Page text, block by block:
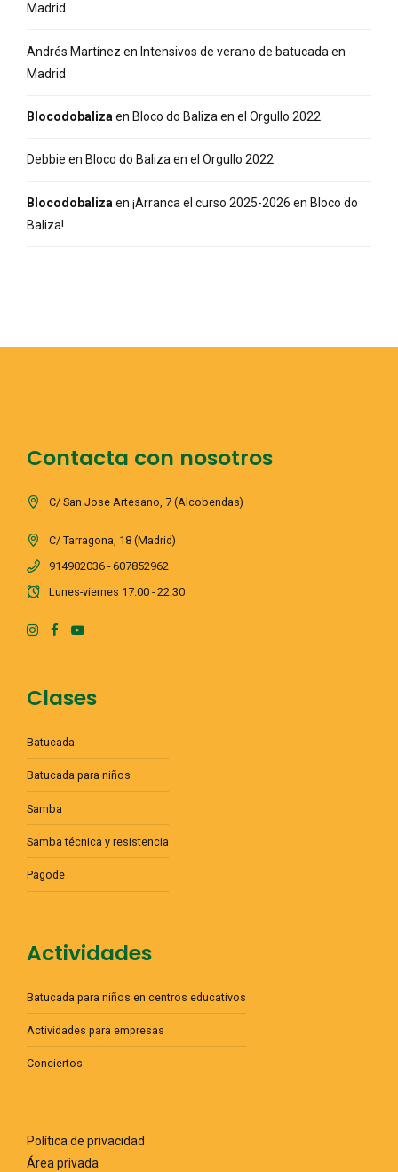
Madrid
Andrés Martínez en Intensivos de verano de batucada en
Madrid
Blocodobaliza en Bloco do Baliza en el Orgullo 2022
Debbie en Bloco do Baliza en el Orgullo 2022
Blocodobaliza en ¡Arranca el curso 2025-2026 en Bloco do
Baliza!
Contacta con nosotros
C/ San Jose Artesano, 7 (Alcobendas)
C/ Tarragona, 18 (Madrid)
914902036 - 607852962
Lunes-viernes 17.00 - 22.30
Clases
Batucada
Batucada para niños
Samba
Samba técnica y resistencia
Pagode
Actividades
Batucada para niños en centros educativos
Actividades para empresas
Conciertos
Política de privacidad
Área privada